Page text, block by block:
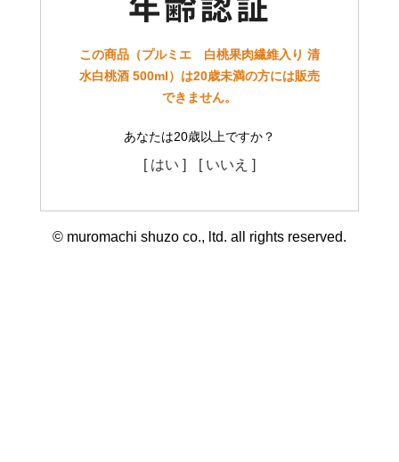
この商品（プルミエ 白桃果肉繊維入り 清
水白桃酒 500ml）は20歳未満の方には販売
できません。
あなたは20歳以上ですか？
[ はい ] [ いいえ ]
© muromachi shuzo co., ltd. all rights reserved.